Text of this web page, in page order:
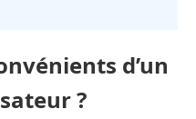
d’un
?